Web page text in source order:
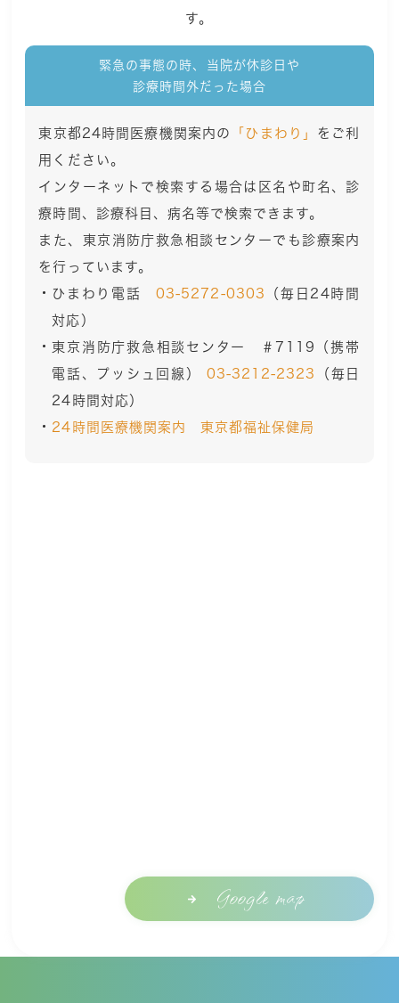
す。
緊急の事態の時、当院が休診日や
診療時間外だった場合
東京都24時間医療機関案内の 「ひまわり」 をご利
用ください。
インターネットで検索する場合は区名や町名、診
療時間、診療科目、病名等で検索できます。
また、東京消防庁救急相談センターでも診療案内
を行っています。
ひまわり電話03-5272-0303
（毎日24時間
対応）
東京消防庁救急相談センター ＃7119（携帯
電話、プッシュ回線） 03-3212-2323
（毎日
24時間対応）
24時間医療機関案内 東京都福祉保健局
Google map